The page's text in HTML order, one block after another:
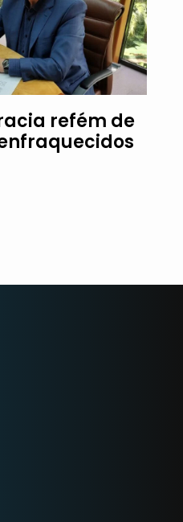
refém de